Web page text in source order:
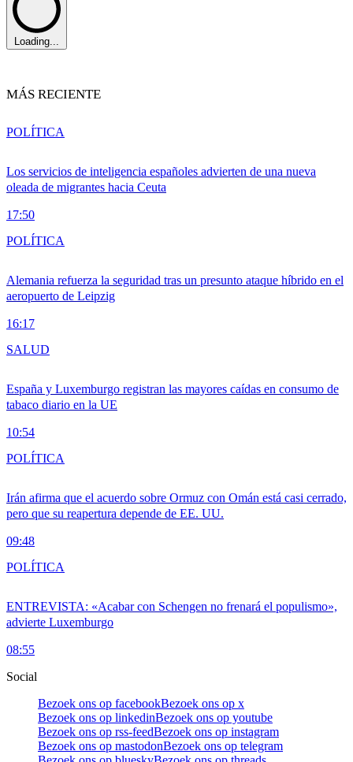
Loading...
MÁS RECIENTE
Los servicios de inteligencia españoles advierten de una nueva
oleada de migrantes hacia Ceuta
17:50
POLÍTICA
Alemania refuerza la seguridad tras un presunto ataque híbrido en el
aeropuerto de Leipzig
16:17
POLÍTICA
España y Luxemburgo registran las mayores caídas en consumo de
tabaco diario en la UE
10:54
SALUD
Irán afirma que el acuerdo sobre Ormuz con Omán está casi cerrado,
pero que su reapertura depende de EE. UU.
09:48
POLÍTICA
ENTREVISTA: «Acabar con Schengen no frenará el populismo»,
advierte Luxemburgo
08:55
POLÍTICA
Social
Bezoek ons op facebookBezoek ons op x
Bezoek ons op linkedinBezoek ons op youtube
Bezoek ons op rss-feedBezoek ons op instagram
Bezoek ons op mastodonBezoek ons op telegram